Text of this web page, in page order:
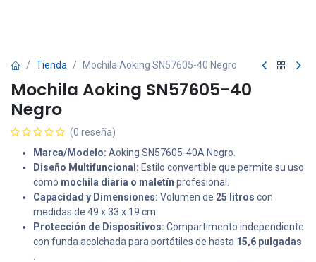
Tienda Mochila Aoking SN57605-40 Negro
Mochila Aoking SN57605-40
Negro
(0 reseña)
Marca/Modelo: Aoking SN57605-40A Negro.
Diseño Multifuncional: Estilo convertible que permite su uso
como mochila diaria o maletín profesional.
Capacidad y Dimensiones: Volumen de 25 litros con
medidas de 49 x 33 x 19 cm.
Protección de Dispositivos: Compartimento independiente
con funda acolchada para portátiles de hasta 15,6 pulgadas